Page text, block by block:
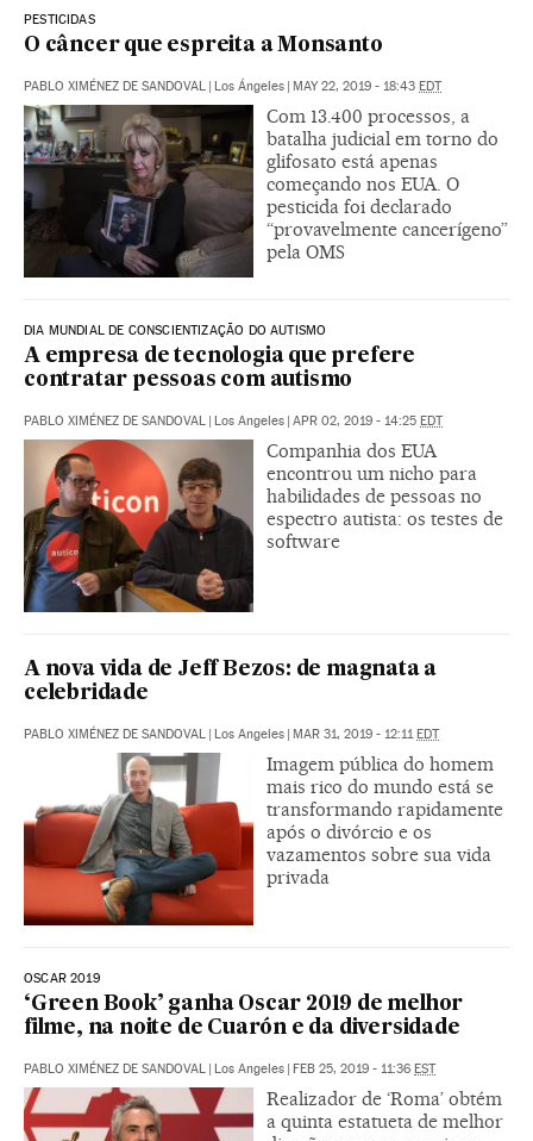
PESTICIDAS
O câncer que espreita a Monsanto
PABLO XIMÉNEZ DE SANDOVAL Los Ángeles MAY 22, 2019 - 18:43 EDT
Com 13.400 processos, a
batalha judicial em torno do
glifosato está apenas
começando nos EUA. O
pesticida foi declarado
“provavelmente cancerígeno”
pela OMS
DIA MUNDIAL DE CONSCIENTIZAÇÃO DO AUTISMO
A empresa de tecnologia que prefere
contratar pessoas com autismo
PABLO XIMÉNEZ DE SANDOVAL Los Angeles APR 02, 2019 - 14:25 EDT
Companhia dos EUA
encontrou um nicho para
habilidades de pessoas no
espectro autista: os testes de
software
A nova vida de Jeff Bezos: de magnata a
celebridade
PABLO XIMÉNEZ DE SANDOVAL Los Angeles MAR 31, 2019 - 12:11 EDT
Imagem pública do homem
mais rico do mundo está se
transformando rapidamente
após o divórcio e os
vazamentos sobre sua vida
privada
OSCAR 2019
‘Green Book’ ganha Oscar 2019 de melhor
filme, na noite de Cuarón e da diversidade
PABLO XIMÉNEZ DE SANDOVAL Los Angeles FEB 25, 2019 - 11:36 EST
Realizador de ‘Roma’ obtém
a quinta estatueta de melhor